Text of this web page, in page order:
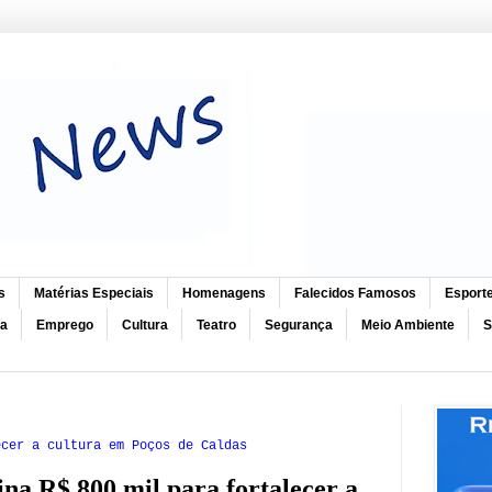
Matérias Especiais Homenagens Falecidos Famosos
Emprego Cultura Teatro Segurança Meio Ambiente
a cultura em Poços de Caldas